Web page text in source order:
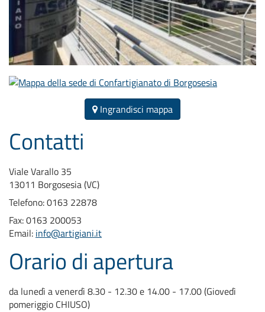
Ingrandisci mappa
Contatti
Viale Varallo 35
13011 Borgosesia (VC)
Telefono: 0163 22878
Fax: 0163 200053
Email: info@artigiani.it
Orario di apertura
da lunedì a venerdì 8.30 - 12.30 e 14.00 - 17.00 (Giovedì
pomeriggio CHIUSO)